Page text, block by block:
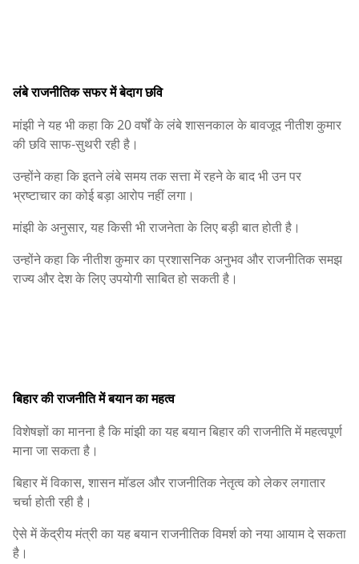
लंबे राजनीतिक सफर में बेदाग छवि
मांझी ने यह भी कहा कि 20 वर्षों के लंबे शासनकाल के बावजूद नीतीश कुमार
की छवि साफ-सुथरी रही है।
उन्होंने कहा कि इतने लंबे समय तक सत्ता में रहने के बाद भी उन पर
भ्रष्टाचार का कोई बड़ा आरोप नहीं लगा।
मांझी के अनुसार, यह किसी भी राजनेता के लिए बड़ी बात होती है।
उन्होंने कहा कि नीतीश कुमार का प्रशासनिक अनुभव और राजनीतिक समझ
राज्य और देश के लिए उपयोगी साबित हो सकती है।
बिहार की राजनीति में बयान का महत्व
विशेषज्ञों का मानना है कि मांझी का यह बयान बिहार की राजनीति में महत्वपूर्ण
माना जा सकता है।
बिहार में विकास, शासन मॉडल और राजनीतिक नेतृत्व को लेकर लगातार
चर्चा होती रही है।
ऐसे में केंद्रीय मंत्री का यह बयान राजनीतिक विमर्श को नया आयाम दे सकता
है।